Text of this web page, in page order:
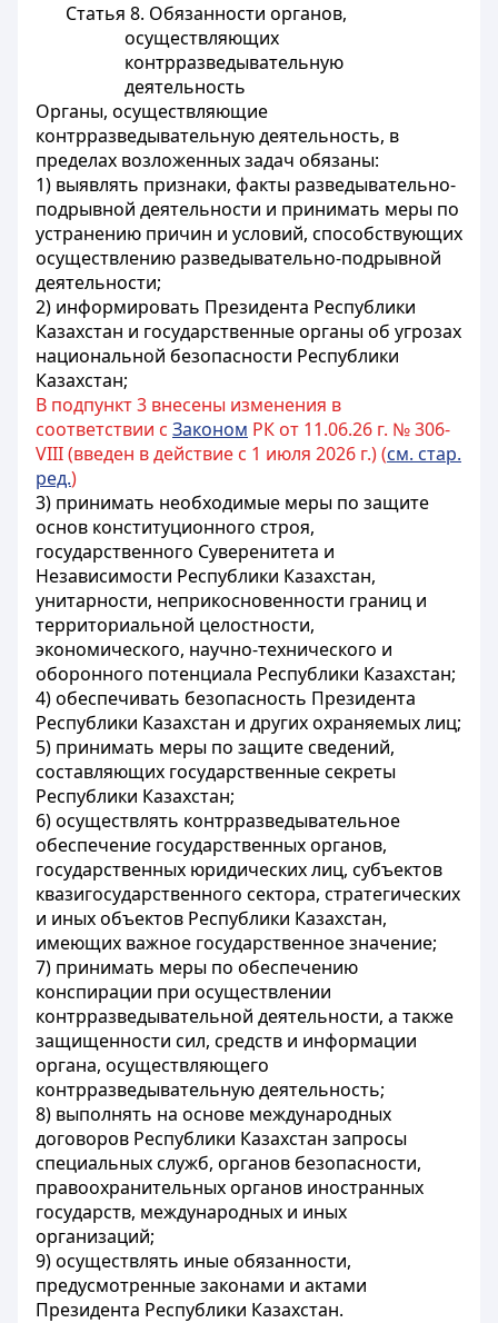
Статья 8. Обязанности органов,
осуществляющих
контрразведывательную
деятельность
Органы, осуществляющие
контрразведывательную деятельность, в
пределах возложенных задач обязаны:
1) выявлять признаки, факты разведывательно-
подрывной деятельности и принимать меры по
устранению причин и условий, способствующих
осуществлению разведывательно-подрывной
деятельности;
2) информировать Президента Республики
Казахстан и государственные органы об угрозах
национальной безопасности Республики
Казахстан;
В подпункт 3 внесены изменения в
соответствии с Законом РК от 11.06.26 г. № 306-
VIII (введен в действие с 1 июля 2026 г.) (см. стар.
ред.)
3) принимать необходимые меры по защите
основ конституционного строя,
государственного Суверенитета и
Независимости Республики Казахстан,
унитарности, неприкосновенности границ и
территориальной целостности,
экономического, научно-технического и
оборонного потенциала Республики Казахстан;
4) обеспечивать безопасность Президента
Республики Казахстан и других охраняемых лиц;
5) принимать меры по защите сведений,
составляющих государственные секреты
Республики Казахстан;
6) осуществлять контрразведывательное
обеспечение государственных органов,
государственных юридических лиц, субъектов
квазигосударственного сектора, стратегических
и иных объектов Республики Казахстан,
имеющих важное государственное значение;
7) принимать меры по обеспечению
конспирации при осуществлении
контрразведывательной деятельности, а также
защищенности сил, средств и информации
органа, осуществляющего
контрразведывательную деятельность;
8) выполнять на основе международных
договоров Республики Казахстан запросы
специальных служб, органов безопасности,
правоохранительных органов иностранных
государств, международных и иных
организаций;
9) осуществлять иные обязанности,
предусмотренные законами и актами
Президента Республики Казахстан.